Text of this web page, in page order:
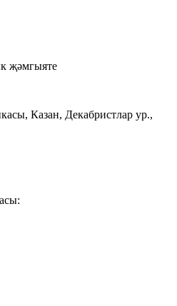
җәмгыяте
Казан, Декабристлар ур.,